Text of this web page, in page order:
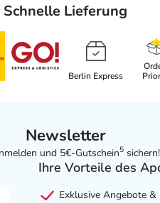
Schnelle Lieferung
Berlin Express
Newsletter
und 5€-Gutschein5 sichern!
Ihre Vorteile des
Exklusive Angebote &